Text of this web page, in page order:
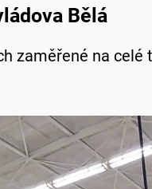
Bělá
zaměřené na celé